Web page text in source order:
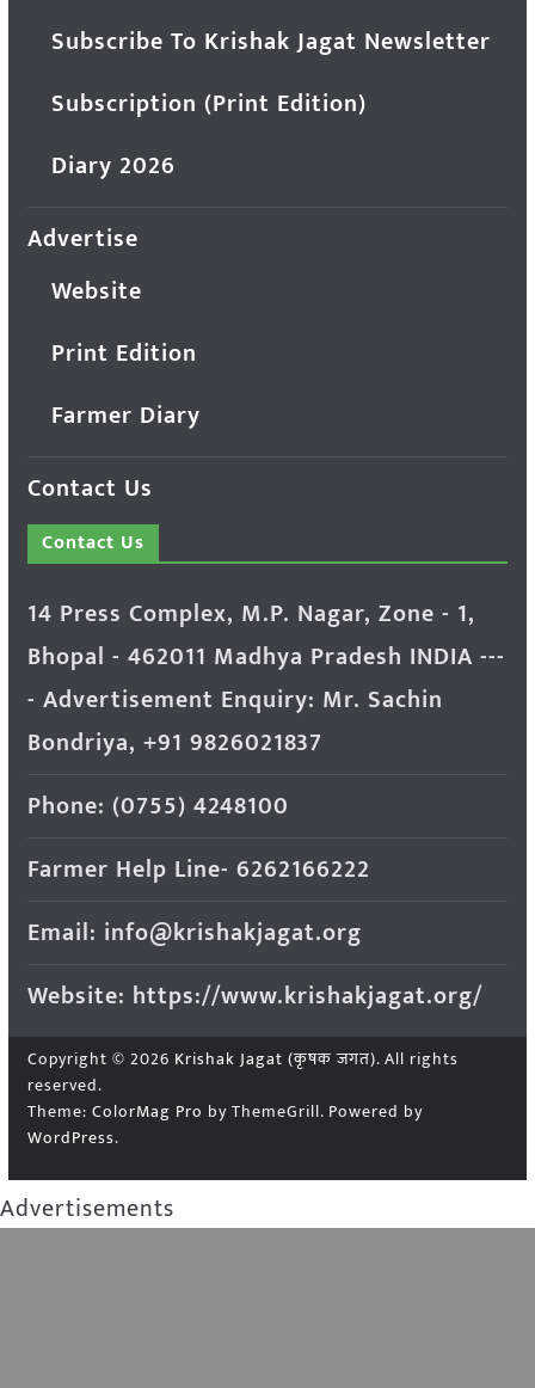
Subscribe To Krishak Jagat Newsletter
Subscription (Print Edition)
Diary 2026
Advertise
Website
Print Edition
Farmer Diary
Contact Us
Contact Us
14 Press Complex, M.P. Nagar, Zone - 1,
Bhopal - 462011 Madhya Pradesh INDIA ---
- Advertisement Enquiry: Mr. Sachin
Bondriya, +91 9826021837
Phone: (0755) 4248100
Farmer Help Line- 6262166222
Email: info@krishakjagat.org
Website: https://www.krishakjagat.org/
Copyright © 2026 Krishak Jagat (कृषक जगत). All rights
reserved.
Theme: ColorMag Pro by ThemeGrill. Powered by
WordPress.
Advertisements